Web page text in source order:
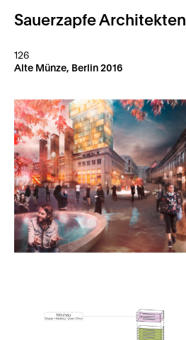
Sauerzapfe Architekten
Archiv
Kontakt
126
Alte Münze, Berlin 2016